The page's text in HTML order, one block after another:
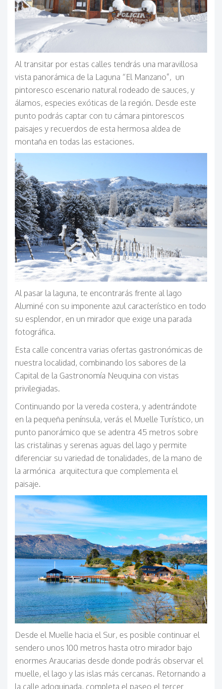
Al transitar por estas calles tendrás una maravillosa
vista panorámica de la Laguna “El Manzano”, un
pintoresco escenario natural rodeado de sauces, y
álamos, especies exóticas de la región. Desde este
punto podrás captar con tu cámara pintorescos
paisajes y recuerdos de esta hermosa aldea de
montaña en todas las estaciones.
Al pasar la laguna, te encontrarás frente al lago
Aluminé con su imponente azul característico en todo
su esplendor, en un mirador que exige una parada
fotográfica.
Esta calle concentra varias ofertas gastronómicas de
nuestra localidad, combinando los sabores de la
Capital de la Gastronomía Neuquina con vistas
privilegiadas.
Continuando por la vereda costera, y adentrándote
en la pequeña península, verás el Muelle Turístico, un
punto panorámico que se adentra 45 metros sobre
las cristalinas y serenas aguas del lago y permite
diferenciar su variedad de tonalidades, de la mano de
la armónica arquitectura que complementa el
paisaje.
Desde el Muelle hacia el Sur, es posible continuar el
sendero unos 100 metros hasta otro mirador bajo
enormes Araucarias desde donde podrás observar el
muelle, el lago y las islas más cercanas. Retornando a
la calle adoquinada, completa el paseo el tercer